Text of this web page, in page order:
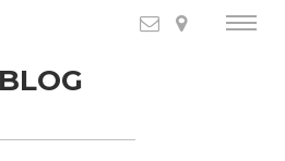
BLOG